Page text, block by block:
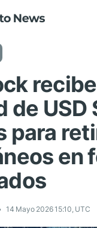
recibe
de USD
para
en
14 Mayo 2026 15:10, UTC